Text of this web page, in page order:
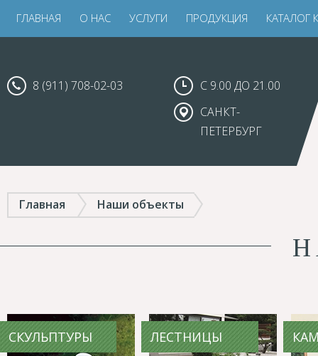
ГЛАВНАЯ О НАС УСЛУГИ ПРОДУКЦИЯ КАТАЛОГ
8 (911) 708-02-03
С 9.00 ДО 21.00
САНКТ-
ПЕТЕРБУРГ
Главная Наши объекты
СКУЛЬПТУРЫ ЛЕСТНИЦЫ